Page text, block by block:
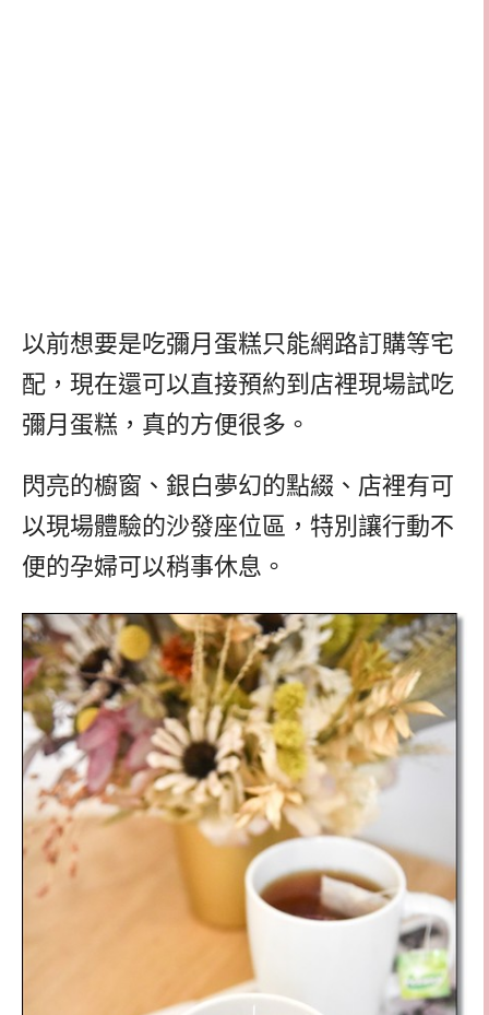
以前想要是吃彌月蛋糕只能網路訂購等宅
配，現在還可以直接預約到店裡現場試吃
彌月蛋糕，真的方便很多。
閃亮的櫥窗、銀白夢幻的點綴、店裡有可
以現場體驗的沙發座位區，特別讓行動不
便的孕婦可以稍事休息。